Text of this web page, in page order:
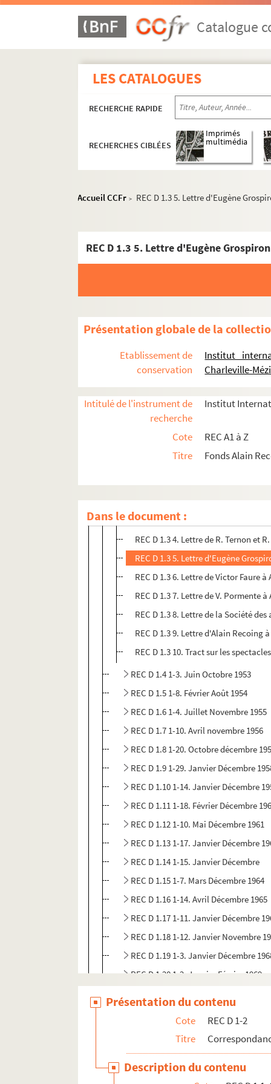
Catalogue
LES CATALOGUES
RECHERCHE RAPIDE
RECHERCHES CIBLÉES
Imprimés
multimédia
Accueil CCFr > REC D 1.3 5. Lettre d'Eugène
REC D 1.3 5. Lettre d'Eugène
Présentation globale de la
Etablissement de
conservation
Institut
Charleville-
Intitulé de l'instrument de
recherche
Institut
Cote
REC A1 à Z
Titre
Fonds Alain
Dans le document :
REC A 1-3. Éléments biographiques.
REC D 1-2. Correspondance [classement par
REC D 1.1-44. Correspondance générale et
REC D 1.1 1. Septembre 1949
REC D 1.2 1-10. Mars décembre 1951
REC D 1.3 1-10. Février juillet 1952
REC D 1.3 1. Lettre de Verdun-
REC D 1.3 2. Lettre de Louis
REC D 1.3 3. Lettre de R. Ternon et
REC D 1.3 4. Lettre de R. Ternon et
REC D 1.3 5. Lettre d'Eugène
REC D 1.3 6. Lettre de Victor Faure
REC D 1.3 7. Lettre de V. Pormente
REC D 1.3 8. Lettre de la Société
REC D 1.3 9. Lettre d'Alain Recoing
REC D 1.3 10. Tract sur les
REC D 1.4 1-3. Juin Octobre 1953
REC D 1.5 1-8. Février Août 1954
REC D 1.6 1-4. Juillet Novembre 1955
REC D 1.7 1-10. Avril novembre 1956
REC D 1.8 1-20. Octobre décembre
REC D 1.9 1-29. Janvier Décembre
REC D 1.10 1-14. Janvier Décembre
REC D 1.11 1-18. Février Décembre
REC D 1.12 1-10. Mai Décembre 1961
REC D 1.13 1-17. Janvier Décembre
REC D 1.14 1-15. Janvier Décembre
REC D 1.15 1-7. Mars Décembre 1964
REC D 1.16 1-14. Avril Décembre 1965
REC D 1.17 1-11. Janvier Décembre
REC D 1.18 1-12. Janvier Novembre
REC D 1.19 1-3. Janvier Décembre
REC D 1.20 1-2. Janvier Février 1969
REC D 1.25 1-22. Janvier Décembre
Présentation du contenu
Cote
REC D 1-2
Titre
Description du contenu